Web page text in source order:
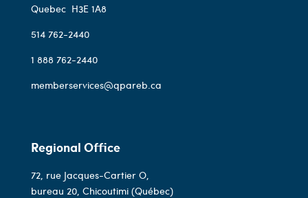
Quebec H3E 1A8
514 762-2440
1 888 762-2440
memberservices@qpareb.ca
Regional Office
72, rue Jacques-Cartier O,
bureau 20, Chicoutimi (Québec)